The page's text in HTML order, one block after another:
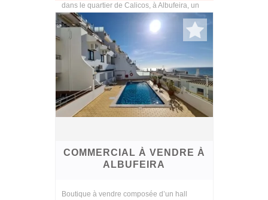
dans le quartier de Calicos, à Albufeira, un
endroit calme et ...
COMMERCIAL À VENDRE À
ALBUFEIRA
Boutique à vendre composée d’un hall